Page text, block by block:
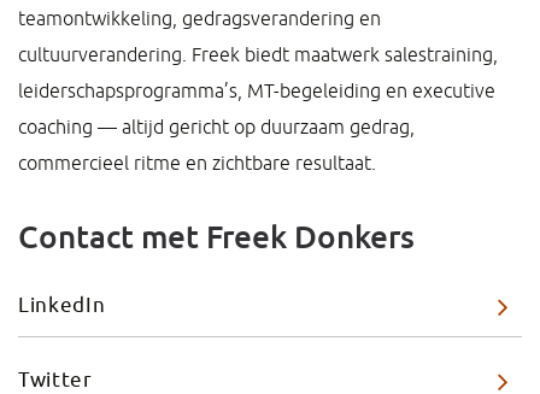
teamontwikkeling, gedragsverandering en
cultuurverandering. Freek biedt maatwerk salestraining,
leiderschapsprogramma’s, MT-begeleiding en executive
coaching — altijd gericht op duurzaam gedrag,
commercieel ritme en zichtbare resultaat.
Contact met Freek Donkers
LinkedIn
Twitter